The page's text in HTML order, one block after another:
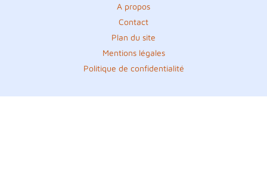
A propos
Contact
Plan du site
Mentions légales
Politique de confidentialité